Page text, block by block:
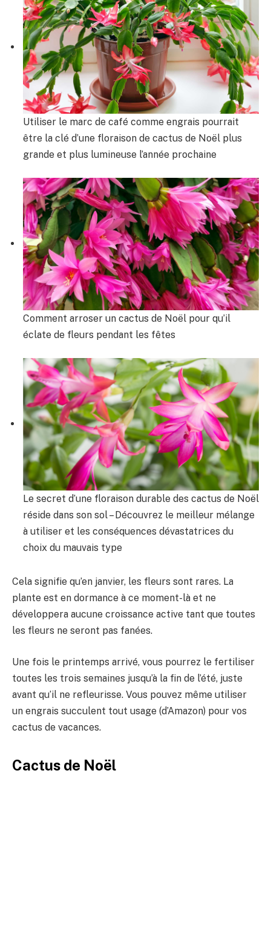
Utiliser le marc de café comme engrais pourrait
être la clé d’une floraison de cactus de Noël plus
grande et plus lumineuse l’année prochaine
Comment arroser un cactus de Noël pour qu’il
éclate de fleurs pendant les fêtes
Le secret d’une floraison durable des cactus de Noël
réside dans son sol – Découvrez le meilleur mélange
à utiliser et les conséquences dévastatrices du
choix du mauvais type
Cela signifie qu’en janvier, les fleurs sont rares. La
plante est en dormance à ce moment-là et ne
développera aucune croissance active tant que toutes
les fleurs ne seront pas fanées.
Une fois le printemps arrivé, vous pourrez le fertiliser
toutes les trois semaines jusqu’à la fin de l’été, juste
avant qu’il ne refleurisse. Vous pouvez même utiliser
un engrais succulent tout usage (d’Amazon) pour vos
cactus de vacances.
Cactus de Noël